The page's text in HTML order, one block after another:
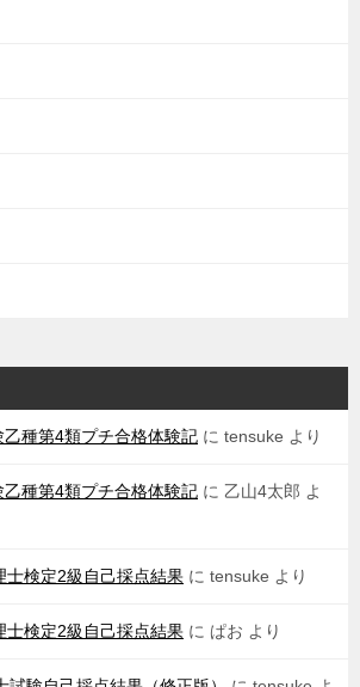
種第4類プチ合格体験記 に tensuke より
種第4類プチ合格体験記 に 乙山4太郎 よ
士検定2級自己採点結果 に tensuke より
士検定2級自己採点結果 に ぱお より